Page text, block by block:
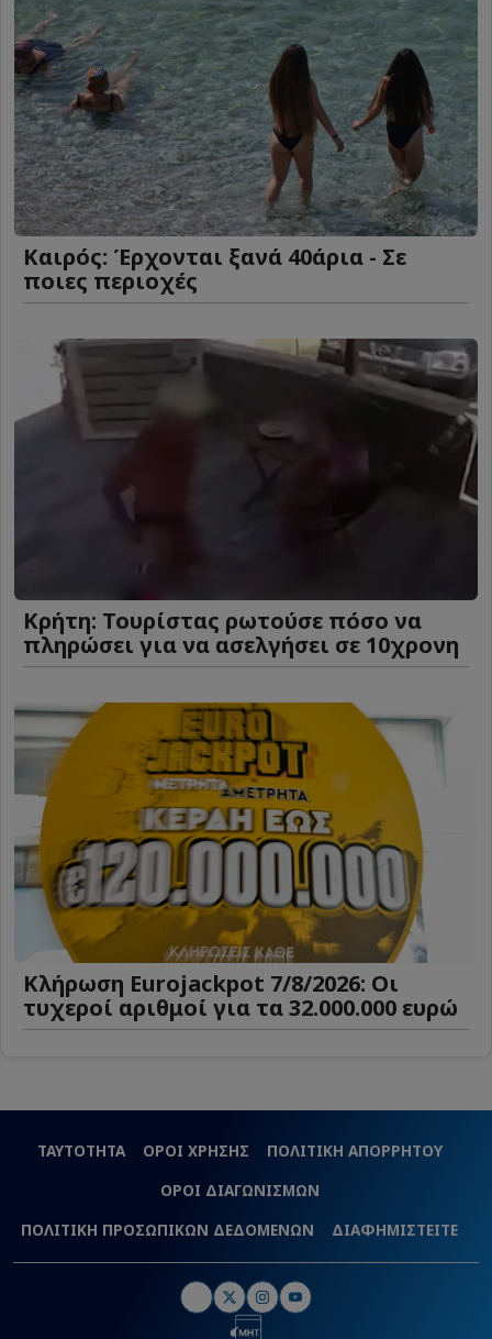
Καιρός: Έρχονται ξανά 40άρια - Σε
ποιες περιοχές
Κρήτη: Τουρίστας ρωτούσε πόσο να
πληρώσει για να ασελγήσει σε 10χρονη
Κλήρωση Eurojackpot 7/8/2026: Οι
τυχεροί αριθμοί για τα 32.000.000 ευρώ
ΤΑΥΤΟΤΗΤΑ ΟΡΟΙ ΧΡΗΣΗΣ
ΠΟΛΙΤΙΚΗ ΑΠΟΡΡΗΤΟΥ
ΟΡΟΙ ΔΙΑΓΩΝΙΣΜΩΝ
ΠΟΛΙΤΙΚΗ ΠΡΟΣΩΠΙΚΩΝ ΔΕΔΟΜΕΝΩΝ
ΔΙΑΦΗΜΙΣΤΕΙΤΕ